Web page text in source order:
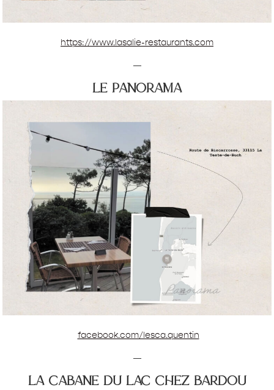
https://www.lasalie-restaurants.com
—
le panorama
facebook.com/lesca.quentin
—
la cabane du lac chez bardou